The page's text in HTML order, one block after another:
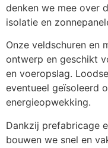
denken we mee over
isolatie en
Onze veldschuren en
ontwerp en geschikt
en voeropslag.
eventueel geïsoleerd
energieopwekking.
Dankzij prefabricage
bouwen we snel en